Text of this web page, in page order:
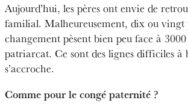
Aujourd’hui, les pères ont envie de
familial. Malheureusement, dix ou vingt
changement pèsent bien peu face à
patriarcat. Ce sont des lignes difficiles à
s’accroche.
Comme pour le congé paternité ?